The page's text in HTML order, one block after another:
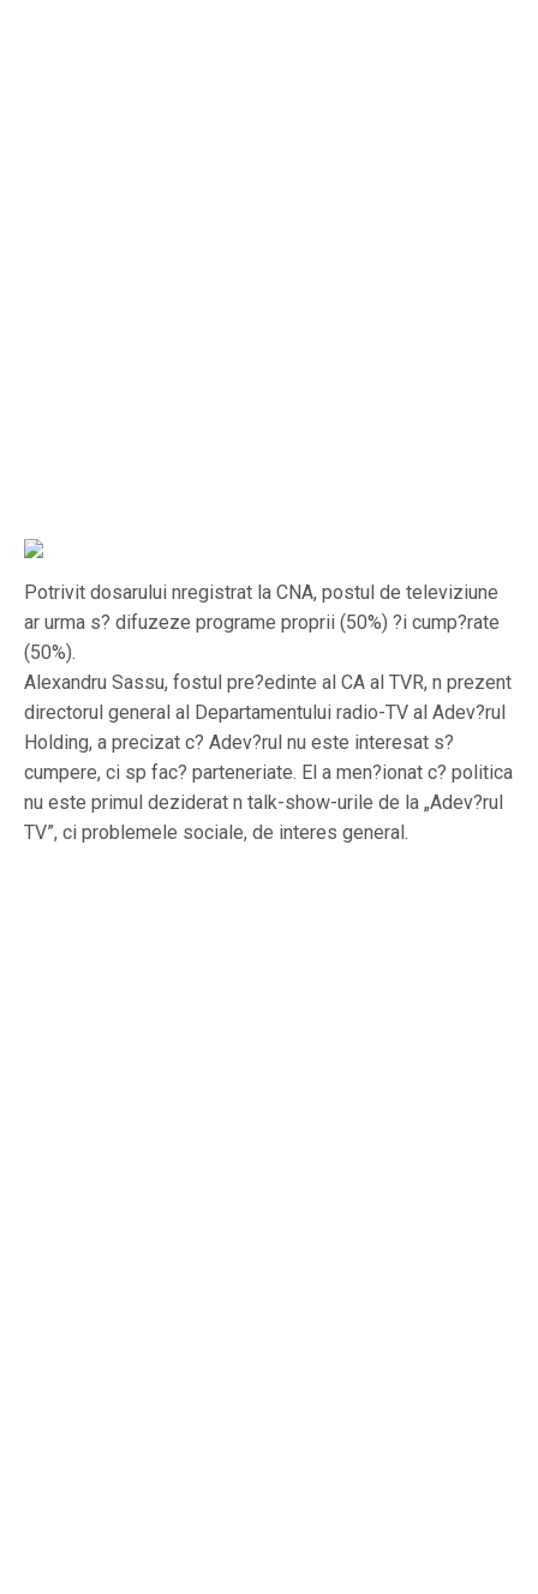
Potrivit dosarului nregistrat la CNA, postul de televiziune
ar urma s? difuzeze programe proprii (50%) ?i cump?rate
(50%).
Alexandru Sassu, fostul pre?edinte al CA al TVR, n prezent
directorul general al Departamentului radio-TV al Adev?rul
Holding, a precizat c? Adev?rul nu este interesat s?
cumpere, ci sp fac? parteneriate. El a men?ionat c? politica
nu este primul deziderat n talk-show-urile de la „Adev?rul
TV”, ci problemele sociale, de interes general.